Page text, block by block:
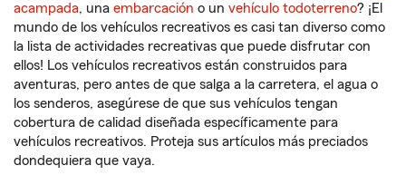
acampada, una embarcación o un vehículo todoterreno? ¡El
mundo de los vehículos recreativos es casi tan diverso como
la lista de actividades recreativas que puede disfrutar con
ellos! Los vehículos recreativos están construidos para
aventuras, pero antes de que salga a la carretera, el agua o
los senderos, asegúrese de que sus vehículos tengan
cobertura de calidad diseñada específicamente para
vehículos recreativos. Proteja sus artículos más preciados
dondequiera que vaya.